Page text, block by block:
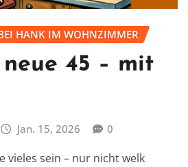
HANK IM WOHNZIMMER
45 – mit
Jan. 15, 2026 0
vieles sein – nur nicht welk